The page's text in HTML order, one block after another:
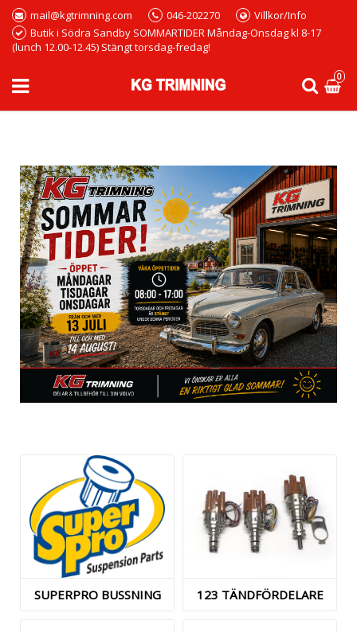
mail@kgtrimning.com 046-202270
Villkor/Info
Butik i Södra Sandby SOMMARTIDER Måndag-Onsdag kl 8-17
(lunch 12.00-12.45) Stängt torsdag-fredag!
0
SUPERPRO BUSSNING 123 TÄNDFÖRDELARE